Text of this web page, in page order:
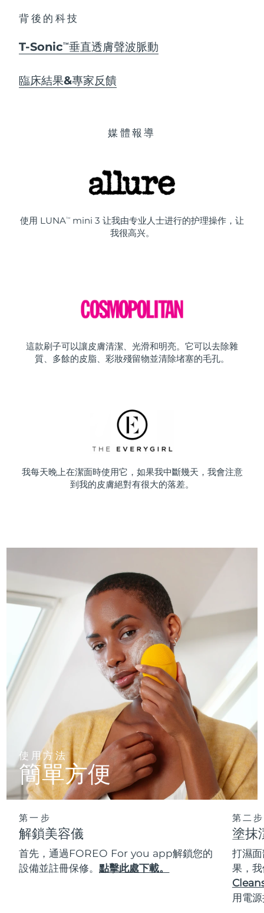
背後的科技
T-SonicTM 垂直透膚聲波脈動
臨床結果&專家反饋
媒體報導
使用 LUNATM
mini 3 让我由专业人士进行的护理操作，让
我很高兴。
這款刷子可以讓皮膚清潔、光滑和明亮。它可以去除雜
質、多餘的皮脂、彩妝殘留物並清除堵塞的毛孔。
我每天晚上在潔面時使用它，如果我中斷幾天，我會注意
到我的皮膚絕對有很大的落差。
使用方法
簡單方便
第一步
解鎖美容儀
首先，通過FOREO For you app解鎖您的
設備並註冊保修。點擊此處下載。
第二步
塗抹
打濕
果，
用電